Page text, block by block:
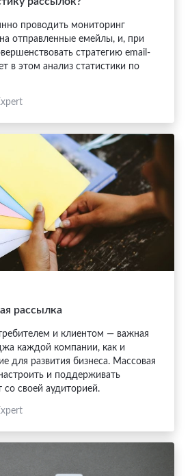
проводить мониторинг
отправленные емейлы, и, при
стратегию email-
в этом анализ статистики по
рассылка
и клиентом — важная
каждой компании, как и
для развития бизнеса. Массовая
и поддерживать
со своей аудиторией.